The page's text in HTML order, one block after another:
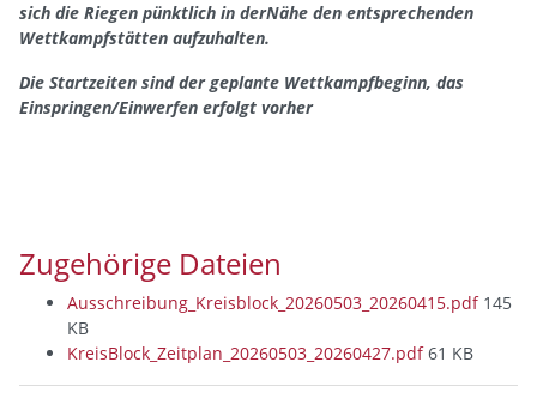
sich die Riegen pünktlich in derNähe den entsprechenden
Wettkampfstätten aufzuhalten.
Die Startzeiten sind der geplante Wettkampfbeginn, das
Einspringen/Einwerfen erfolgt vorher
Zugehörige Dateien
Ausschreibung_Kreisblock_20260503_20260415.pdf 145
KB
KreisBlock_Zeitplan_20260503_20260427.pdf61 KB